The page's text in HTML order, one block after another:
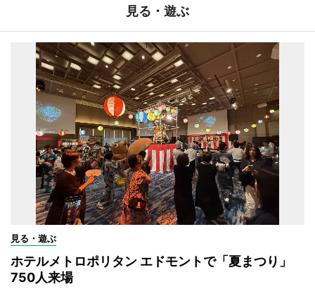
見る・遊ぶ
見る・遊ぶ
ホテルメトロポリタン エドモントで「夏まつり」
750人来場